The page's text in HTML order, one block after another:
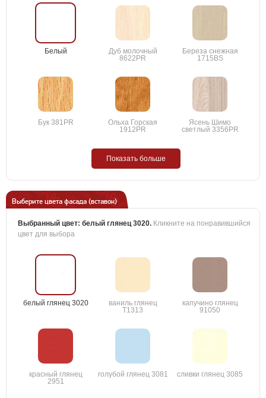
Белый
Дуб молочный
8622PR
Береза снежная
1715BS
Бук 381PR
Ольха Горская
1912PR
Ясень Шимо
светлый 3356PR
Показать больше
Выберите цвета фасада (вставок)
Выбранный цвет: белый глянец 3020. Кликните на понравившийся
цвет для выбора
белый глянец 3020
ваниль глянец
T1313
капучино глянец
91050
красный глянец
2951
голубой глянец 3081 сливки глянец 3085